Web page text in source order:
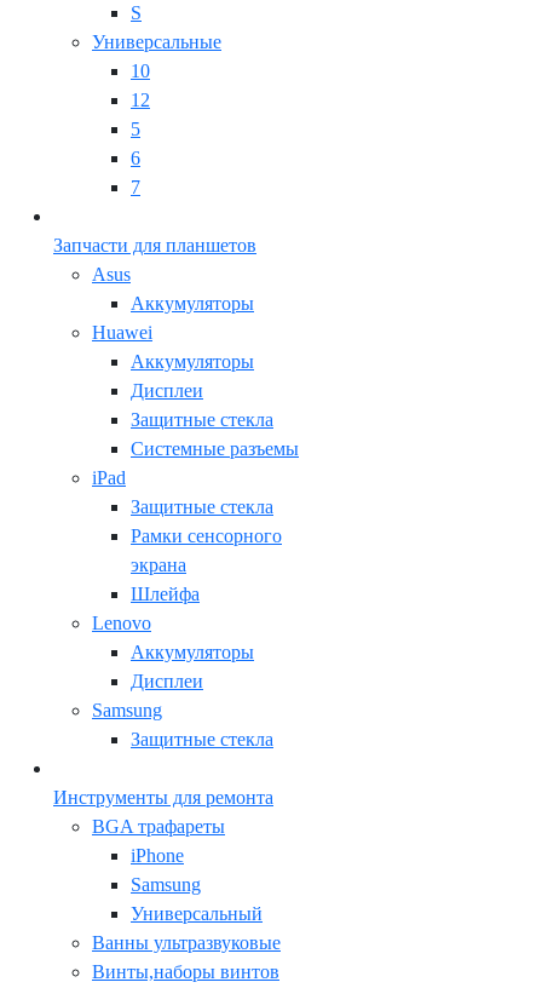
S
Универсальные
10
12
5
6
7
Запчасти для планшетов
Asus
Аккумуляторы
Huawei
Аккумуляторы
Дисплеи
Защитные стекла
Системные разъемы
iPad
Защитные стекла
Рамки сенсорного
экрана
Шлейфа
Lenovo
Аккумуляторы
Дисплеи
Samsung
Защитные стекла
Инструменты для ремонта
BGA трафареты
iPhone
Samsung
Универсальный
Ванны ультразвуковые
Винты,наборы винтов